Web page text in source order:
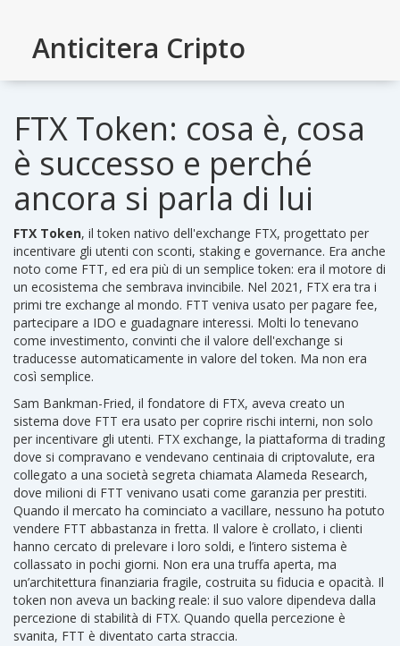
Anticitera Cripto
FTX Token: cosa è, cosa
è successo e perché
ancora si parla di lui
FTX Token, il token nativo dell'exchange FTX, progettato per
incentivare gli utenti con sconti, staking e governance. Era anche
noto come FTT, ed era più di un semplice token: era il motore di
un ecosistema che sembrava invincibile. Nel 2021, FTX era tra i
primi tre exchange al mondo. FTT veniva usato per pagare fee,
partecipare a IDO e guadagnare interessi. Molti lo tenevano
come investimento, convinti che il valore dell'exchange si
traducesse automaticamente in valore del token. Ma non era
così semplice.
Sam Bankman-Fried, il fondatore di FTX, aveva creato un
sistema dove FTT era usato per coprire rischi interni, non solo
per incentivare gli utenti. FTX exchange, la piattaforma di trading
dove si compravano e vendevano centinaia di criptovalute, era
collegato a una società segreta chiamata Alameda Research,
dove milioni di FTT venivano usati come garanzia per prestiti.
Quando il mercato ha cominciato a vacillare, nessuno ha potuto
vendere FTT abbastanza in fretta. Il valore è crollato, i clienti
hanno cercato di prelevare i loro soldi, e l’intero sistema è
collassato in pochi giorni. Non era una truffa aperta, ma
un’architettura finanziaria fragile, costruita su fiducia e opacità. Il
token non aveva un backing reale: il suo valore dipendeva dalla
percezione di stabilità di FTX. Quando quella percezione è
svanita, FTT è diventato carta straccia.